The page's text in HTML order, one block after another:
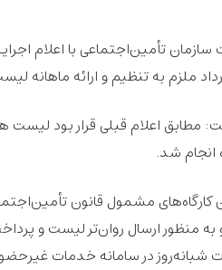
سازمان تأمین‌اجتماعی با
ملزم به تنظیم و ارائه
مطابق اعلام قبلی قرار بود
انجام شد.
کارگاه‌های مشمول قانون
و به‌ منظور ارسال روان‌تر لیست و